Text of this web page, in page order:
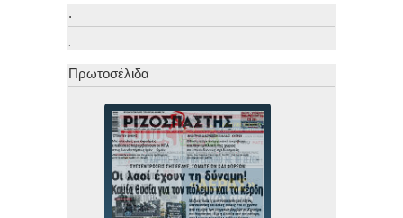
.
.
Πρωτοσέλιδα